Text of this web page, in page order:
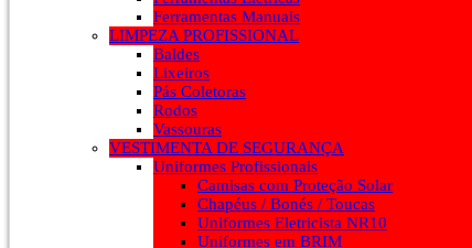
Ferramentas Manuais
LIMPEZA PROFISSIONAL
Baldes
Lixeiros
Pás Coletoras
Rodos
Vassouras
VESTIMENTA DE SEGURANÇA
Uniformes Profissionais
Camisas com Proteção Solar
Chapéus / Bonés / Toucas
Uniformes Eletricista NR10
Uniformes em BRIM